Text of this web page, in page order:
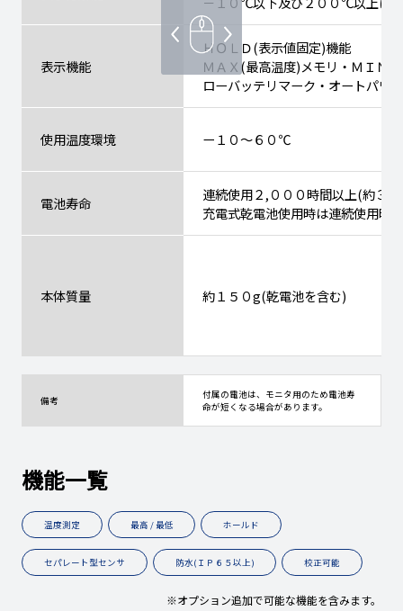
表示機能
ＨＯＬＤ(表示値固定)機能
ＭＡＸ(最高温度)メモリ・ＭＩＮ(
ローバッテリマーク・オートパワ
使用温度環境 ー１０～６０℃
電池寿命
連続使用２,０００時間以上(約３
充電式乾電池使用時は連続使用時
本体質量 約１５０g(乾電池を含む)
備考
付属の電池は、モニタ用のため電池寿
命が短くなる場合があります。
機能一覧
温度測定 最高 / 最低 ホールド
セパレート型センサ 防水(ＩＰ６５以上) 校正可能
※オプション追加で可能な機能を含みます。